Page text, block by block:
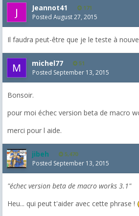
Jeannot41 171
Posted August 27, 2015
Il faudra peut-être que je le teste à
michel77 51
Posted September 13, 2015
Bonsoir.
pour moi échec version beta de macro
merci pour l aide.
jibeh 5,470
Posted September 13, 2015
"échec version beta de macro works 3.1"
Heu... qui peut t'aider avec cette phrase !